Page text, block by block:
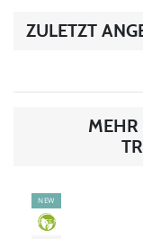
ZULETZT
MEHR
NEW
GREEN